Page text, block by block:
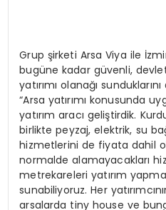
Grup şirketi Arsa Viya ile
bugüne kadar güvenli,
yatırımı olanağı
“Arsa yatırımı konusunda
yatırım aracı geliştirdik.
birlikte peyzaj, elektrik, su
hizmetlerini de fiyata dahil
normalde alamayacakları
metrekareleri yatırım
sunabiliyoruz. Her
arsalarda tiny house ve